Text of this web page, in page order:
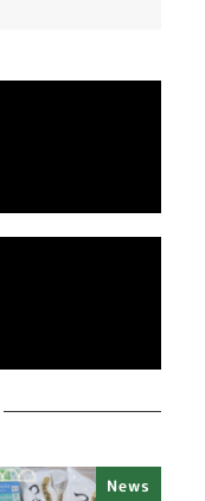
News